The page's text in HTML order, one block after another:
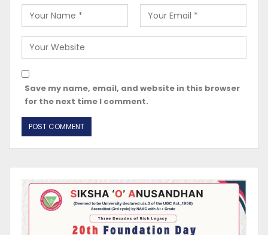
Save my name, email, and website in this browser
for the next time I comment.